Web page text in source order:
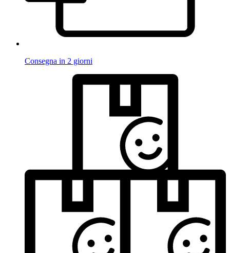
Consegna in 2 giorni